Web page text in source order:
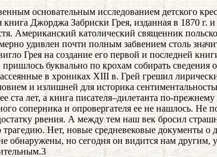
основательным исследованием детского
книга Джорджа Забриски Грея, изданная в 1870 г. и
Американский католический священник
удивлен почти полным забвением столь
Грея на создание его первой и последней
пришлось буквально по крохам собирать сведения
в хрониках XIII в. Грей грешил
и излишней для историка
ста лет, а книга писателя–дилетанта по-
соперника и опровергателя ее не нашлось. Не
рвения. А между тем наш век бросил
Нет, новые средневековые документы о
обнаружены, но сегодня он видится нам другим,